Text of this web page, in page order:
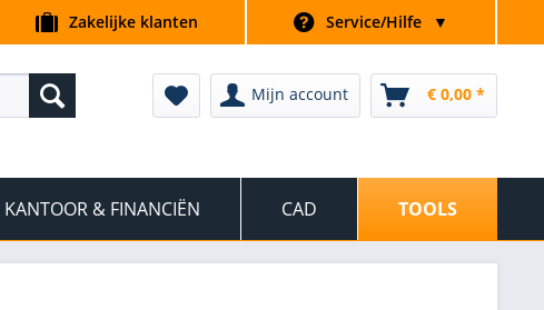
Zakelijke klanten Service/Hilfe ▼
Mijn account € 0,00 *
KANTOOR & FINANCIËN CAD TOOLS